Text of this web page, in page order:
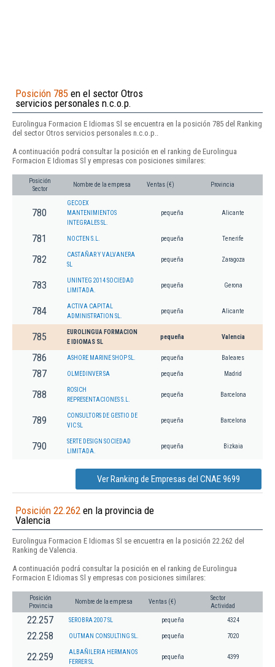
Posición 785 en el sector Otros
servicios personales n.c.o.p.
Eurolingua Formacion E Idiomas Sl se encuentra en la posición 785 del Ranking
del sector Otros servicios personales n.c.o.p..
A continuación podrá consultar la posición en el ranking de Eurolingua
Formacion E Idiomas Sl y empresas con posiciones similares:
Posición
Sector
Nombre de la empresa Ventas (€) Provincia
780
GECOEX
MANTENIMIENTOS
INTEGRALES SL.
pequeña Alicante
781 NOCTEN S.L. pequeña Tenerife
782
CASTAÑAR Y VALVANERA
SL
pequeña Zaragoza
783
UNINTEG 2014 SOCIEDAD
LIMITADA.
pequeña Gerona
784
ACTIVA CAPITAL
ADMINISTRATION SL.
pequeña Alicante
785
EUROLINGUA FORMACION
E IDIOMAS SL
pequeña Valencia
786 ASHORE MARINE SHOP SL. pequeña Baleares
787 OLMEDINVER SA pequeña Madrid
788
ROSICH
REPRESENTACIONES S.L.
pequeña Barcelona
789
CONSULTORS DE GESTIO DE
VIC SL
pequeña Barcelona
790
SERTE DESIGN SOCIEDAD
LIMITADA.
pequeña Bizkaia
Ver Ranking de Empresas del CNAE 9699
Posición 22.262 en la provincia de
Valencia
Eurolingua Formacion E Idiomas Sl se encuentra en la posición 22.262 del
Ranking de Valencia.
A continuación podrá consultar la posición en el ranking de Eurolingua
Formacion E Idiomas Sl y empresas con posiciones similares:
Posición
Provincia
Nombre de la empresa Ventas (€)
Sector
Actividad
22.257 SEROBRA 2007 SL pequeña 4324
22.258 OUTMAN CONSULTING SL. pequeña 7020
22.259
ALBAÑILERIA HERMANOS
FERRER SL
pequeña 4399